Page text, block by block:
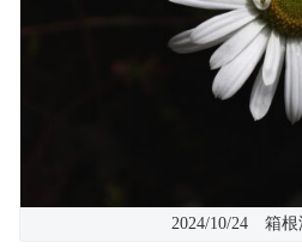
2024/10/24 箱根